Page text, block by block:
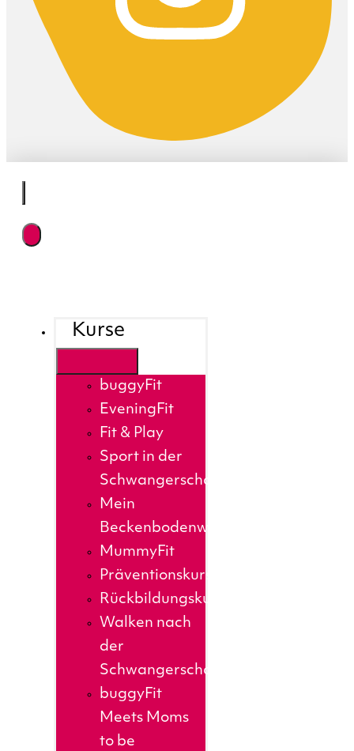
Kurse
buggyFit
EveningFit
Fit & Play
Sport in der
Schwangerschaft
Mein
Beckenbodenworkout
MummyFit
Präventionskurse
Rückbildungskurs
Walken nach
der
Schwangerschaft
buggyFit
Meets Moms
to be